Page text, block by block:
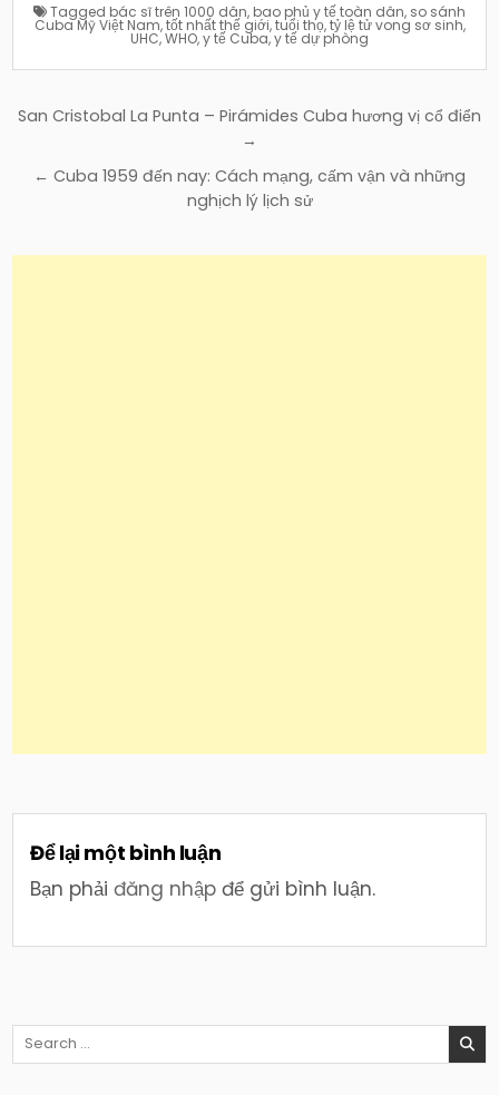
Tagged bác sĩ trên 1000 dân, bao phủ y tế toàn dân, so sánh
Cuba Mỹ Việt Nam,tốt nhất thế giới,tuổi thọ,tỷ lệ tử vong sơ sinh,
UHC,WHO,y tế Cuba,y tế dự phòng
Điều
bài
San Cristobal La Punta – Pirámides Cuba hương vị cổ điển
→
← Cuba 1959 đến nay: Cách mạng, cấm vận và những
nghịch lý lịch sử
Để lại một bình luận
Bạn phảiđăng nhập để gửi bình luận.
Search